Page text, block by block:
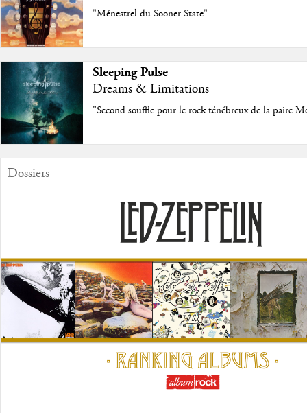
"Ménestrel du Sooner State"
Sleeping Pulse
Dreams & Limitations
"Second souffle pour le rock ténébreux de la paire
Dossiers